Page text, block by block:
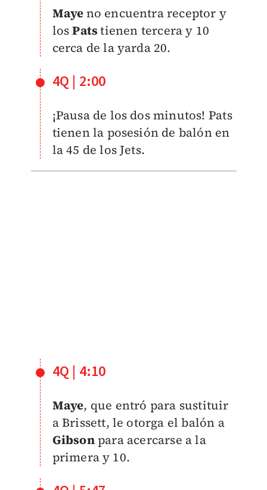
Mayeno encuentra receptor y
losPatstienen tercera y 10
cerca de la yarda 20.
4Q | 2:00
¡Pausa de los dos minutos! Pats
tienen la posesión de balón en
la 45 de los Jets.
4Q | 4:10
Maye, que entró para sustituir
a Brissett, le otorga el balón a
Gibsonpara acercarse a la
primera y 10.